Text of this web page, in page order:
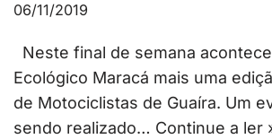
06/11/2019
Neste final de semana
Ecológico Maracá mais uma
de Motociclistas de Guaíra. Um
sendo realizado… Continue a ler